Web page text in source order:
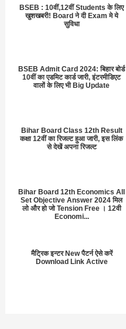
BSEB : 10वीं,12वीं Students के लिए
खुशखबरी! Board ने दी Exam मे ये
सुविधा
BSEB Admit Card 2024: बिहार बोर्ड
10वीं का एडमिट कार्ड जारी, इंटरमीडिएट
वालों के लिए भी Big Update
Bihar Board Class 12th Result
कक्षा 12वीं का रिजल्ट हुआ जारी, इस लिंक
से देखें अपना रिजल्ट
Bihar Board 12th Economics All
Set Objective Answer 2024 मिल
लो और हो जो Tension Free । 12वी
Economi...
मैट्रिक इन्टर New पैटर्न ऐसे करें
Download Link Active